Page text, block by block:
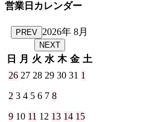
営業日カレンダー
PREV 2026年 8月
NEXT
日 月 火 水 木 金 土
26 27 28 29 30 31 1
2 3 4 5 6 7 8
9 10 11 12 13 14 15